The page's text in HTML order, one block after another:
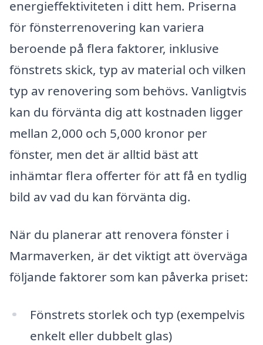
energieffektiviteten i ditt hem. Priserna
för fönsterrenovering kan variera
beroende på flera faktorer, inklusive
fönstrets skick, typ av material och vilken
typ av renovering som behövs. Vanligtvis
kan du förvänta dig att kostnaden ligger
mellan 2,000 och 5,000 kronor per
fönster, men det är alltid bäst att
inhämtar flera offerter för att få en tydlig
bild av vad du kan förvänta dig.
När du planerar att renovera fönster i
Marmaverken, är det viktigt att överväga
följande faktorer som kan påverka priset:
Fönstrets storlek och typ (exempelvis
enkelt eller dubbelt glas)